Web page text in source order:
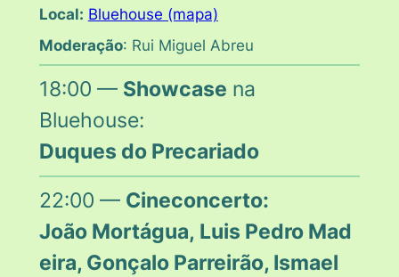
Local: Bluehouse (mapa)
Moderação: Rui Miguel Abreu
18:00 — Showcase na
Bluehouse:
Duques do Precariado
22:00 — Cineconcerto:
João Mortágua, Luis Pedro Mad
eira, Gonçalo Parreirão, Ismael